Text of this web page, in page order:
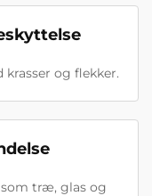
og flekker.
træ, glas og